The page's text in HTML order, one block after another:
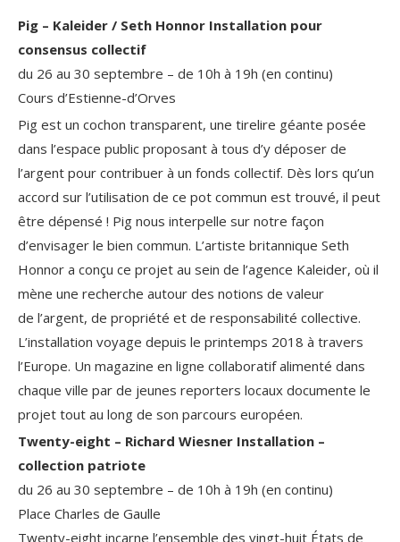
Pig – Kaleider / Seth Honnor Installation pour
consensus collectif
du 26 au 30 septembre – de 10h à 19h (en continu)
Cours d’Estienne-d’Orves
Pig est un cochon transparent, une tirelire géante posée
dans l’espace public proposant à tous d’y déposer de
l’argent pour contribuer à un fonds collectif. Dès lors qu’un
accord sur l’utilisation de ce pot commun est trouvé, il peut
être dépensé ! Pig nous interpelle sur notre façon
d’envisager le bien commun. L’artiste britannique Seth
Honnor a conçu ce projet au sein de l’agence Kaleider, où il
mène une recherche autour des notions de valeur
de l’argent, de propriété et de responsabilité collective.
L’installation voyage depuis le printemps 2018 à travers
l’Europe. Un magazine en ligne collaboratif alimenté dans
chaque ville par de jeunes reporters locaux documente le
projet tout au long de son parcours européen.
Twenty-eight – Richard Wiesner Installation –
collection patriote
du 26 au 30 septembre – de 10h à 19h (en continu)
Place Charles de Gaulle
Twenty-eight incarne l’ensemble des vingt-huit États de